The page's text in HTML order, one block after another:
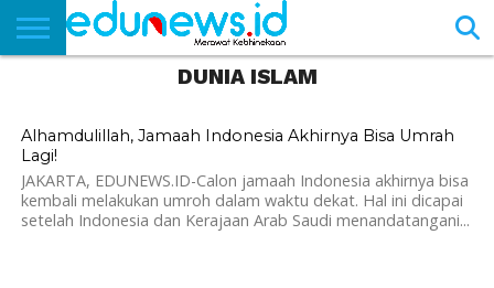
DUNIA ISLAM
804
Alhamdulillah, Jamaah Indonesia Akhirnya Bisa Umrah
Lagi!
JAKARTA, EDUNEWS.ID-Calon jamaah Indonesia akhirnya bisa
kembali melakukan umroh dalam waktu dekat. Hal ini dicapai
setelah Indonesia dan Kerajaan Arab Saudi menandatangani...